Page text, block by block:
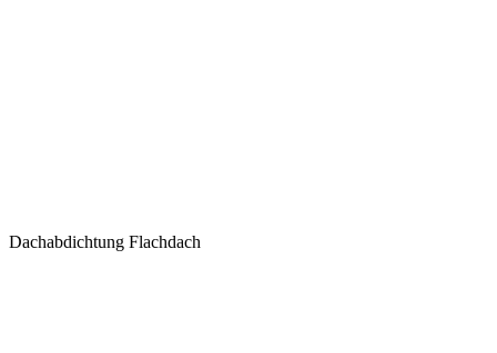
Dachabdichtung Flachdach